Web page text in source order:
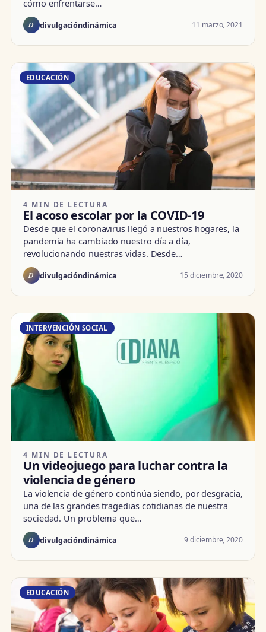
cómo enfrentarse…
D divulgacióndinámica 11 marzo, 2021
EDUCACIÓN
4 MIN DE LECTURA
El acoso escolar por la COVID-19
Desde que el coronavirus llegó a nuestros hogares, la
pandemia ha cambiado nuestro día a día,
revolucionando nuestras vidas. Desde…
D divulgacióndinámica 15 diciembre, 2020
INTERVENCIÓN SOCIAL
4 MIN DE LECTURA
Un videojuego para luchar contra la
violencia de género
La violencia de género continúa siendo, por desgracia,
una de las grandes tragedias cotidianas de nuestra
sociedad. Un problema que…
D divulgacióndinámica 9 diciembre, 2020
EDUCACIÓN